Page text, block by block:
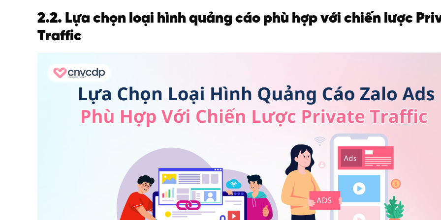
2.2. Lựa chọn loại hình quảng cáo phù hợp với chiến lược
Traffic